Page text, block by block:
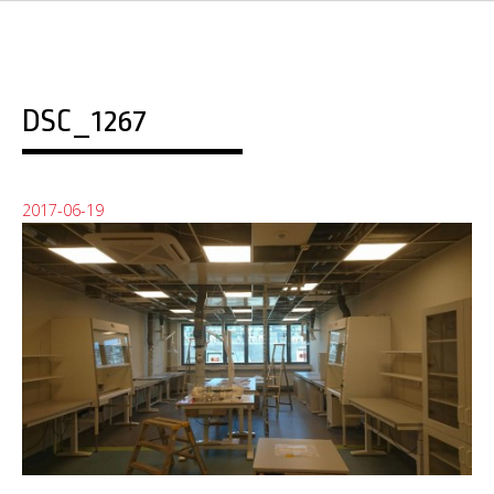
DSC_1267
2017-06-19